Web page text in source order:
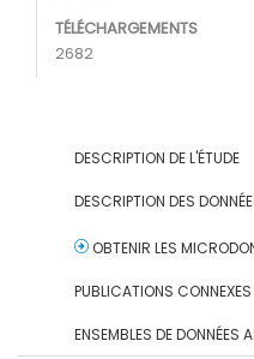
TÉLÉCHARGEMENTS
2682
DESCRIPTION DE L'ÉTUDE
DESCRIPTION DES
OBTENIR LES
PUBLICATIONS CONNEXES
ENSEMBLES DE DONNÉES